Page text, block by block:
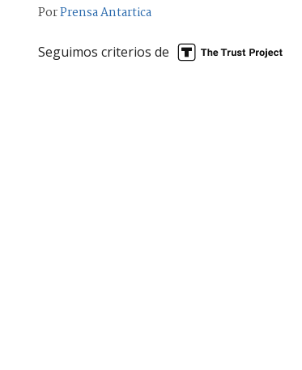
PorPrensa Antartica
Seguimos criterios de